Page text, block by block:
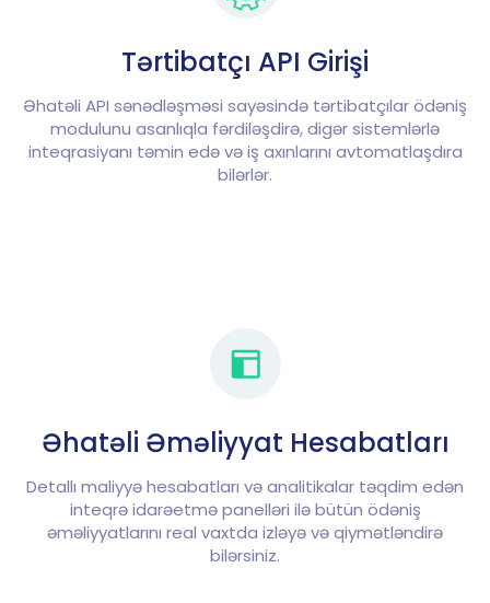
Tərtibatçı API Girişi
Əhatəli API sənədləşməsi sayəsində tərtibatçılar ödəniş
modulunu asanlıqla fərdiləşdirə, digər sistemlərlə
inteqrasiyanı təmin edə və iş axınlarını avtomatlaşdıra
bilərlər.
Əhatəli Əməliyyat Hesabatları
Detallı maliyyə hesabatları və analitikalar təqdim edən
inteqrə idarəetmə panelləri ilə bütün ödəniş
əməliyyatlarını real vaxtda izləyə və qiymətləndirə
bilərsiniz.